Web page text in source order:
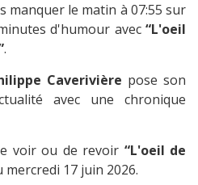
manquer le matin à 07:55 sur
d'humour avec “L'oeil
.
Caverivière pose son
avec une chronique
voir ou de revoir “L'oeil de
mercredi 17 juin 2026.